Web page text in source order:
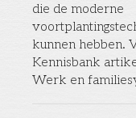
die de moderne
kunnen hebben.
Kennisbank
Werk en